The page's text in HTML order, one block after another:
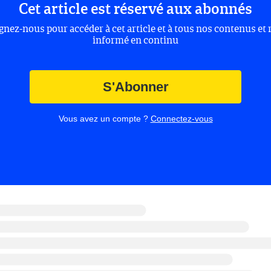
Cet article est réservé aux abonnés
nous pour accéder à cet article et à tous nos contenus et
informé en continu
S'Abonner
Vous avez un compte ? Connectez-vous